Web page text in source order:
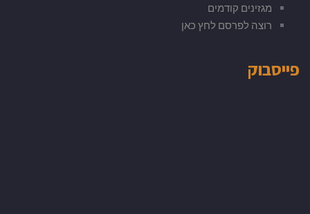
מגזינים קודמים
רוצה לפרסם לחץ כאן
פייסבוק